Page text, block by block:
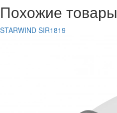
Похожие товары
STARWIND SIR1819